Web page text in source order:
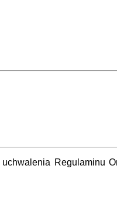
Regulaminu